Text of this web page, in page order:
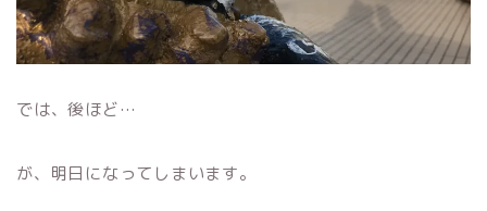
では、後ほど…
が、明日になってしまいます。